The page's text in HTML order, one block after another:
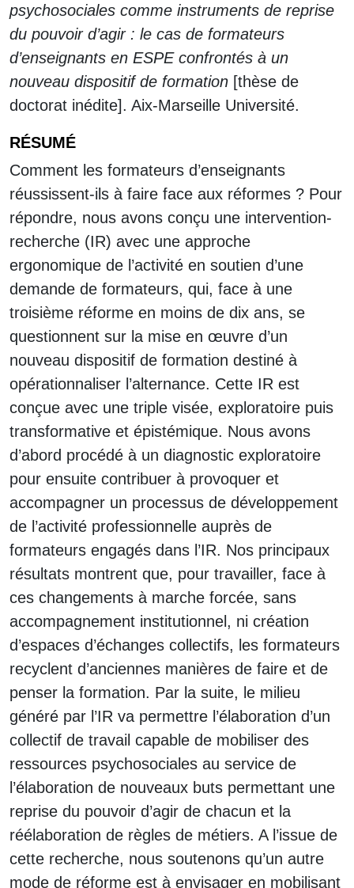
psychosociales comme instruments de reprise
du pouvoir d’agir : le cas de formateurs
d’enseignants en ESPE confrontés à un
nouveau dispositif de formation [thèse de
doctorat inédite]. Aix-Marseille Université.
RÉSUMÉ
Comment les formateurs d’enseignants
réussissent-ils à faire face aux réformes ? Pour
répondre, nous avons conçu une intervention-
recherche (IR) avec une approche
ergonomique de l’activité en soutien d’une
demande de formateurs, qui, face à une
troisième réforme en moins de dix ans, se
questionnent sur la mise en œuvre d’un
nouveau dispositif de formation destiné à
opérationnaliser l’alternance. Cette IR est
conçue avec une triple visée, exploratoire puis
transformative et épistémique. Nous avons
d’abord procédé à un diagnostic exploratoire
pour ensuite contribuer à provoquer et
accompagner un processus de développement
de l’activité professionnelle auprès de
formateurs engagés dans l’IR. Nos principaux
résultats montrent que, pour travailler, face à
ces changements à marche forcée, sans
accompagnement institutionnel, ni création
d’espaces d’échanges collectifs, les formateurs
recyclent d’anciennes manières de faire et de
penser la formation. Par la suite, le milieu
généré par l’IR va permettre l’élaboration d’un
collectif de travail capable de mobiliser des
ressources psychosociales au service de
l’élaboration de nouveaux buts permettant une
reprise du pouvoir d’agir de chacun et la
réélaboration de règles de métiers. A l’issue de
cette recherche, nous soutenons qu’un autre
mode de réforme est à envisager en mobilisant